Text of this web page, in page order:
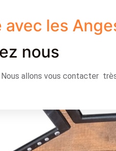
avec les
nous
allons vous contacter